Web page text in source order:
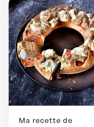
Ma recette de